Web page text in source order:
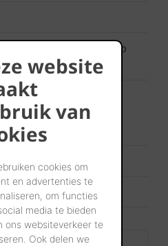
website
van
cookies om
en advertenties te
om functies
media te bieden
ons websiteverkeer te
Ook delen we
geglazuurd (kleur op